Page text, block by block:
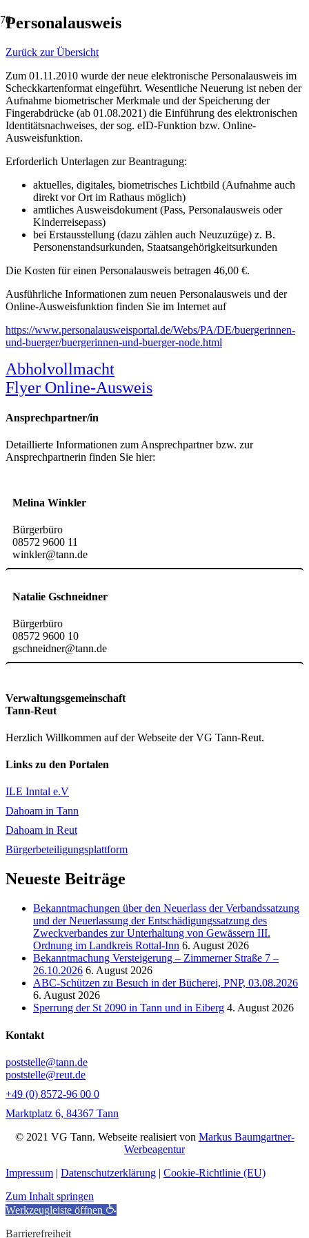
Personalausweis
Zurück zur Übersicht
Zum 01.11.2010 wurde der neue elektronische Personalausweis im
Scheckkartenformat eingeführt. Wesentliche Neuerung ist neben der
Aufnahme biometrischer Merkmale und der Speicherung der
Fingerabdrücke (ab 01.08.2021) die Einführung des elektronischen
Identitätsnachweises, der sog. eID-Funktion bzw. Online-
Ausweisfunktion.
Erforderlich Unterlagen zur Beantragung:
aktuelles, digitales, biometrisches Lichtbild (Aufnahme auch
direkt vor Ort im Rathaus möglich)
amtliches Ausweisdokument (Pass, Personalausweis oder
Kinderreisepass)
bei Erstausstellung (dazu zählen auch Neuzuzüge) z. B.
Personenstandsurkunden, Staatsangehörigkeitsurkunden
Die Kosten für einen Personalausweis betragen 46,00 €.
Ausführliche Informationen zum neuen Personalausweis und der
Online-Ausweisfunktion finden Sie im Internet auf
https://www.personalausweisportal.de/Webs/PA/DE/buergerinnen-
und-buerger/buergerinnen-und-buerger-node.html
Abholvollmacht
Flyer Online-Ausweis
Ansprechpartner/in
Detaillierte Informationen zum Ansprechpartner bzw. zur
Ansprechpartnerin finden Sie hier:
Melina Winkler
Bürgerbüro
08572 9600 11
winkler@tann.de
Natalie Gschneidner
Bürgerbüro
08572 9600 10
gschneidner@tann.de
Verwaltungsgemeinschaft
Tann-Reut
Herzlich Willkommen auf der Webseite der VG Tann-Reut.
Links zu den Portalen
ILE Inntal e.V
Dahoam in Tann
Dahoam in Reut
Bürgerbeteiligungsplattform
Neueste Beiträge
Bekanntmachungen über den Neuerlass der Verbandssatzung
und der Neuerlassung der Entschädigungssatzung des
Zweckverbandes zur Unterhaltung von Gewässern III.
Ordnung im Landkreis Rottal-Inn 6. August 2026
Bekanntmachung Versteigerung – Zimmerner Straße 7 –
26.10.2026 6. August 2026
ABC-Schützen zu Besuch in der Bücherei, PNP, 03.08.2026
6. August 2026
Sperrung der St 2090 in Tann und in Eiberg 4. August 2026
Kontakt
poststelle@tann.de
poststelle@reut.de
+49 (0) 8572-96 00 0
Marktplatz 6, 84367 Tann
© 2021 VG Tann. Webseite realisiert von Markus Baumgartner-
Werbeagentur
Impressum | Datenschutzerklärung | Cookie-Richtlinie (EU)
Zum Inhalt springen
Werkzeugleiste öffnen
Barrierefreiheit